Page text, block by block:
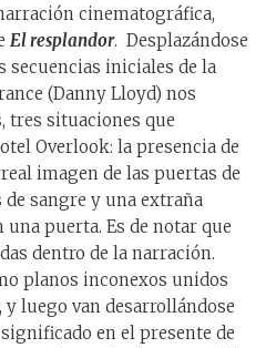
cinematográfica,
El resplandor. Desplazándose
secuencias iniciales de la
(Danny Lloyd) nos
tres situaciones que
Overlook: la presencia de
imagen de las puertas de
sangre y una extraña
puerta. Es de notar que
dentro de la narración.
planos inconexos unidos
luego van desarrollándose
en el presente de